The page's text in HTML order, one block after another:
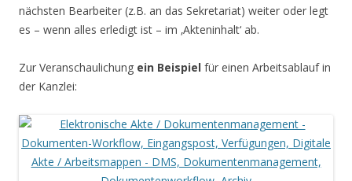
nächsten Bearbeiter (z.B. an das Sekretariat) weiter oder legt
es – wenn alles erledigt ist – im ‚Akteninhalt‘ ab.
Zur Veranschaulichung ein Beispiel für einen Arbeitsablauf in
der Kanzlei: